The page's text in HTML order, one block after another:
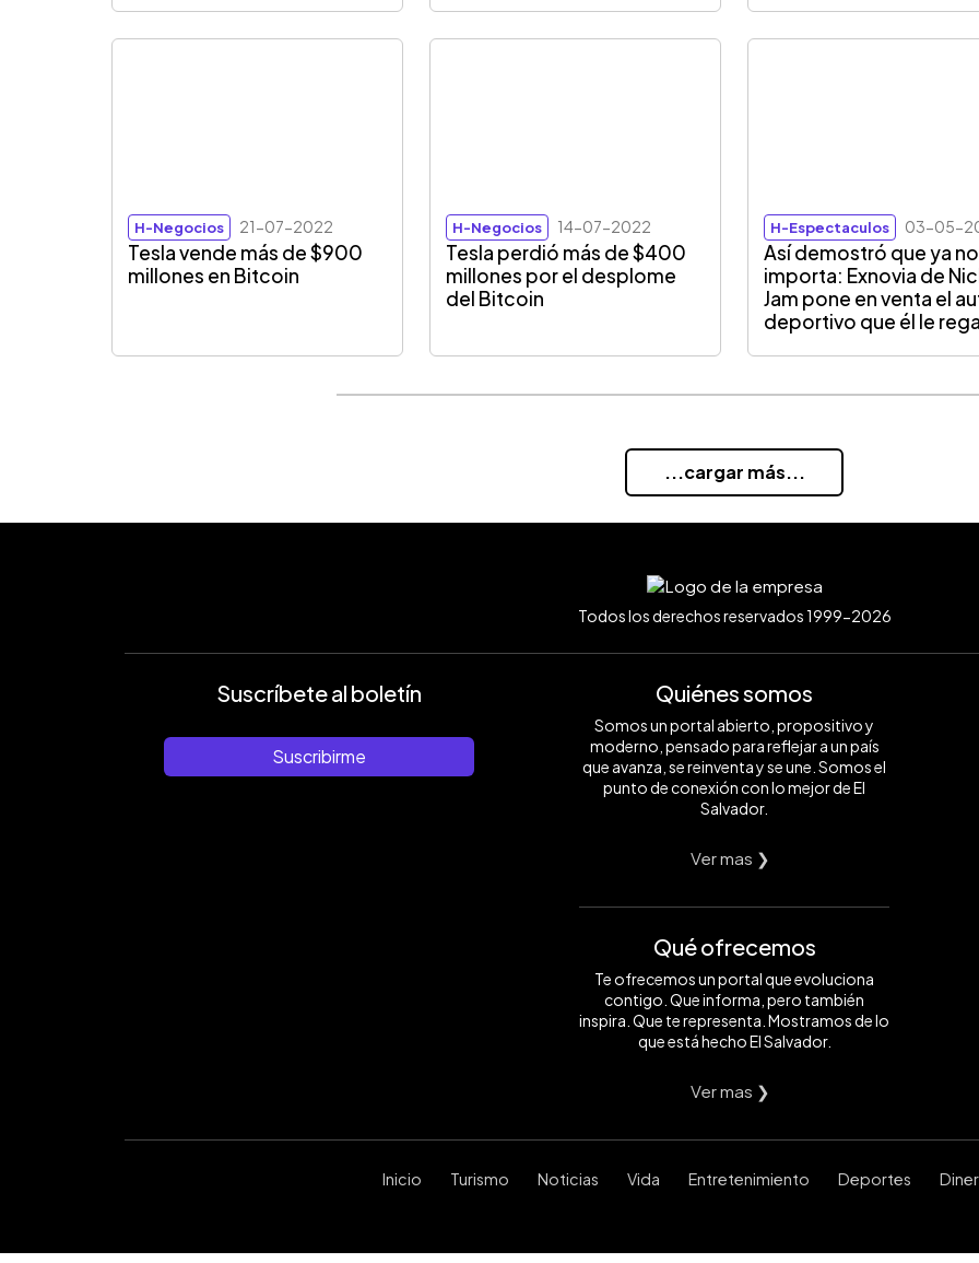
H-Negocios 21-07-2022
Tesla vende más de $900
millones en Bitcoin
H-Negocios 14-07-2022
Tesla perdió más de $400
millones por el desplome
del Bitcoin
H-Espectaculos 03-05-
Así demostró que ya
importa: Exnovia de
Jam pone en venta el
deportivo que él le
...cargar más...
Todos los derechos reservados 1999-2026
Suscríbete al boletín
Suscribirme
Quiénes somos
Somos un portal abierto, propositivo y
moderno, pensado para reflejar a un país
que avanza, se reinventa y se une. Somos el
punto de conexión con lo mejor de El
Salvador.
Ver mas ❯
Qué ofrecemos
Te ofrecemos un portal que evoluciona
contigo. Que informa, pero también
inspira. Que te representa. Mostramos de lo
que está hecho El Salvador.
Ver mas ❯
Inicio Turismo Noticias Vida Entretenimiento Deportes